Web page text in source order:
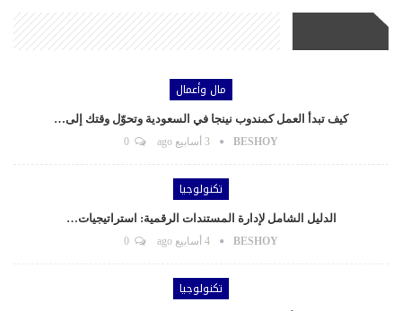
مال وأعمال
كيف تبدأ العمل كمندوب نينجا في السعودية وتحوّل وقتك إلى…
BESHOY 3 أسابيع ago
تكنولوجيا
الدليل الشامل لإدارة المستندات الرقمية: استراتيجيات…
BESHOY 4 أسابيع ago
تكنولوجيا